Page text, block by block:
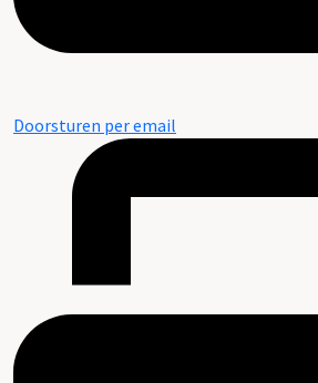
Doorsturen per email